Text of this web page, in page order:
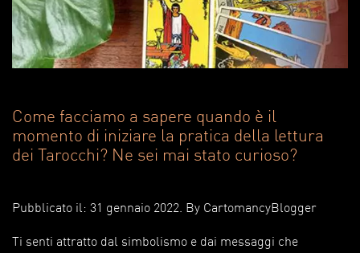
Come facciamo a sapere quando è il
momento di iniziare la pratica della lettura
dei Tarocchi? Ne sei mai stato curioso?
Pubblicato il: 31 gennaio 2022. By CartomancyBlogger
Ti senti attratto dal simbolismo e dai messaggi che